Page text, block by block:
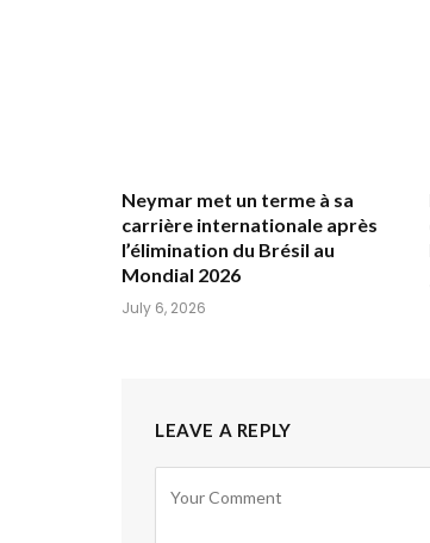
Neymar met un terme à sa
carrière internationale après
l’élimination du Brésil au
Mondial 2026
July 6, 2026
LEAVE A REPLY